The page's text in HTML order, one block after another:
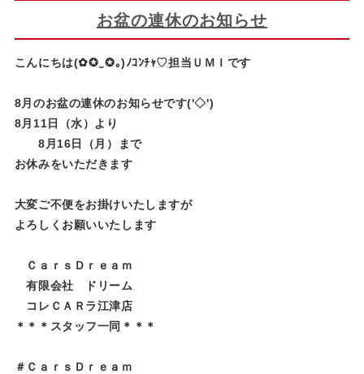
お盆の連休のお知らせ
こんにちは(✿✪‿✪｡)ﾉｺﾝﾁｬ♡担当ＵＭＩです
8月のお盆の連休のお知らせです('◇')ゞ
8月11日（水）より
8月16日（月）まで
お休みをいただきます
大変ご不便をお掛けいたしますが
よろしくお願いいたします
ＣａｒｓＤｒｅａｍ
有限会社 ドリーム
コレＣＡＲラ江津店
＊＊＊スタッフ一同＊＊＊
＃ＣａｒｓＤｒｅａｍ